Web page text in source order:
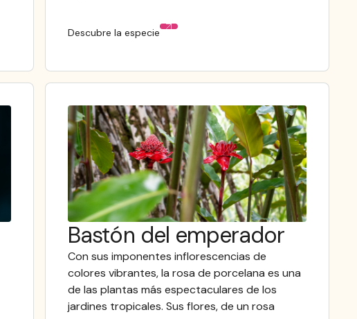
Descubre la especie
Bastón del emperador
Con sus imponentes inflorescencias de
colores vibrantes, la rosa de porcelana es una
de las plantas más espectaculares de los
jardines tropicales. Sus flores, de un rosa